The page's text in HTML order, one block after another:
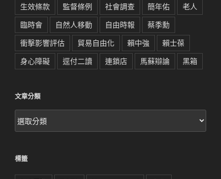
生效條款
監督條例 社會調查 簡年佑
老人
臨時會
自然人移動 自由時報
蔡季勳
衝擊影響評估
貿易自由化 賴中強
賴士葆
身心障礙
逕付二讀 連鎖店 馬蘇辯論 黑箱
文章分類
文
章
標籤